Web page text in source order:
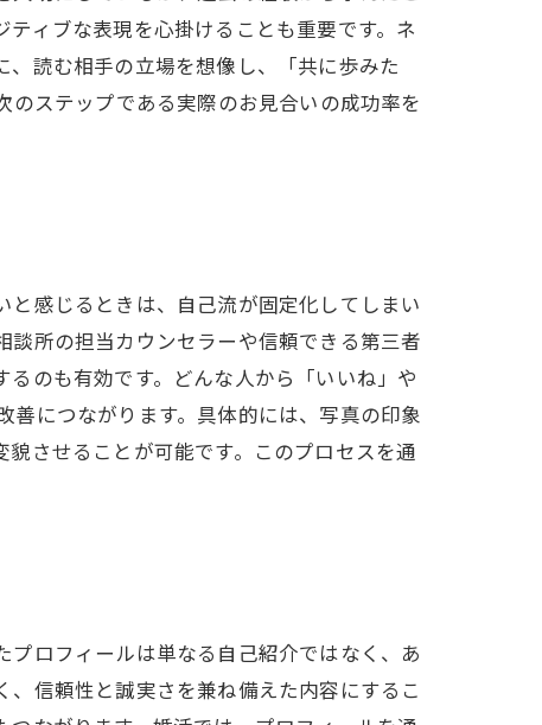
ィブな表現を心掛けることも重要です。ネ
読む相手の立場を想像し、「共に歩みた
ステップである実際のお見合いの成功率を
感じるときは、自己流が固定化してしまい
所の担当カウンセラーや信頼できる第三者
のも有効です。どんな人から「いいね」や
につながります。具体的には、写真の印象
させることが可能です。このプロセスを通
ロフィールは単なる自己紹介ではなく、あ
信頼性と誠実さを兼ね備えた内容にするこ